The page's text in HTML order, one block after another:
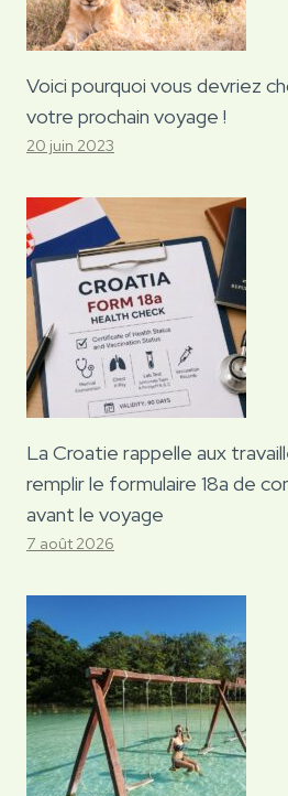
Voici pourquoi vous devriez
votre prochain voyage !
20 juin 2023
La Croatie rappelle aux
remplir le formulaire 18a de
avant le voyage
7 août 2026